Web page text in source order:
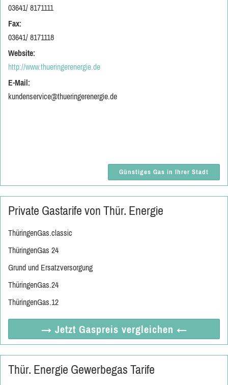
03641/ 8171111
Fax:
03641/ 8171118
Website:
http://www.thueringerenergie.de
E-Mail:
kundenservice@thueringerenergie.de
Günstiges Gas in Ihrer Stadt
Private Gastarife von Thür. Energie
ThüringenGas.classic
ThüringenGas 24
Grund und Ersatzversorgung
ThüringenGas.24
ThüringenGas.12
→ Jetzt Gaspreis vergleichen ←
Thür. Energie Gewerbegas Tarife